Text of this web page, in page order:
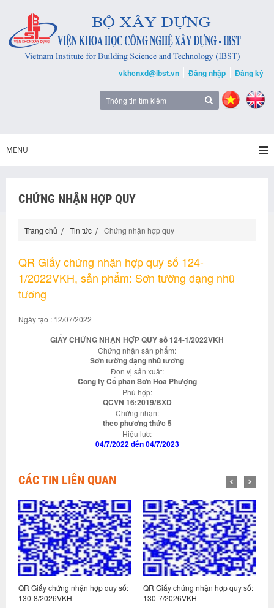
vkhcnxd@ibst.vn Đăng nhập Đăng ký
MENU
CHỨNG NHẬN HỢP QUY
Trang chủ Tin tức Chứng nhận hợp quy
QR Giấy chứng nhận hợp quy số 124-
1/2022VKH, sản phẩm: Sơn tường dạng nhũ
tương
Ngày tạo : 12/07/2022
GIẤY CHỨNG NHẬN HỢP QUY số 124-1/2022VKH
Chứng nhận sản phẩm:
Sơn tường dạng nhũ tương
Đơn vị sản xuất:
Công ty Cổ phần Sơn Hoa Phượng
Phù hợp:
QCVN 16:2019/BXD
Chứng nhận:
theo phương thức 5
Hiệu lực:
04/7/2022 đến 04/7/2023
CÁC TIN LIÊN QUAN
QR Giấy chứng nhận hợp quy số:
130-8/2026VKH
QR Giấy chứng nhận hợp quy số:
130-7/2026VKH